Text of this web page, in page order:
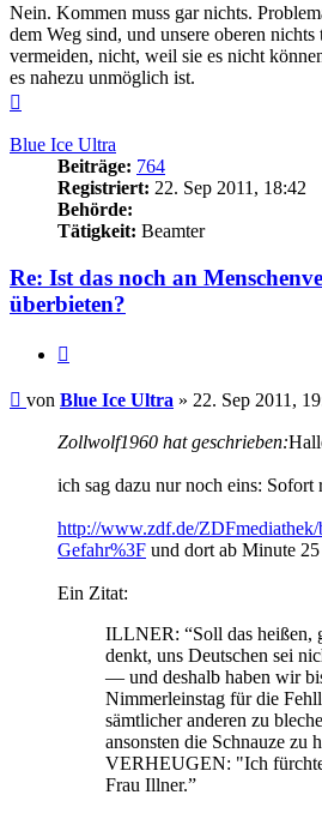
Nein. Kommen muss gar nichts.
dem Weg sind, und unsere oberen nichts
vermeiden, nicht, weil sie es nicht
es nahezu unmöglich ist.
Blue Ice Ultra
Beiträge: 764
Registriert: 22. Sep 2011, 18:42
Behörde:
Tätigkeit: Beamter
Re: Ist das noch an
überbieten?
Beitrag
von Blue Ice Ultra » 22. Sep 2011,
Zollwolf1960 hat geschrieben:
ich sag dazu nur noch eins: Sofort
http://www.zdf.de/ZDFmediathek/
Gefahr%3F und dort ab Minute
Ein Zitat:
ILLNER: “Soll das heißen,
denkt, uns Deutschen sei
— und deshalb haben wir
Nimmerleinstag für die
sämtlicher anderen zu
ansonsten die Schnauze zu
VERHEUGEN: "Ich
Frau Illner.”